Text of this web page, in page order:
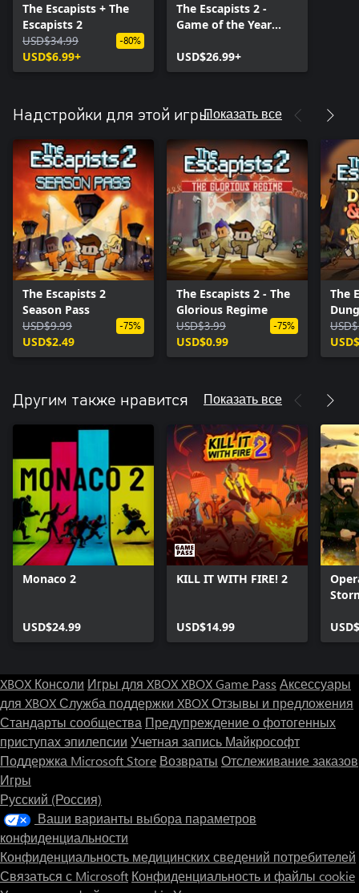
The Escapists + The
Escapists 2
USD$34.99
USD$6.99+
-80%
The Escapists 2 -
Game of the Year
USD$26.99+
Надстройки для этой игрыПоказать все
The Escapists 2
Season Pass
USD$9.99
USD$2.49
-75%
The Escapists 2 - The
Glorious Regime
USD$3.99
USD$0.99
-75%
The
Tape
Другим также нравится Показать все
Monaco 2
USD$24.99
KILL IT WITH FIRE! 2
USD$14.99
XBOX Консоли Игры для XBOXXBOX Game Pass Аксессуары
для XBOXСлужба поддержки XBOXОтзывы и предложения
Стандарты сообщества Предупреждение о фотогенных
приступах эпилепсии Учетная запись Майкрософт
Поддержка Microsoft Store Возвраты Отслеживание заказов
Игры
Русский (Россия)
Ваши варианты выбора параметров
конфиденциальности
Конфиденциальность медицинских сведений потребителей
Связаться с Microsoft Конфиденциальность и файлы cookie